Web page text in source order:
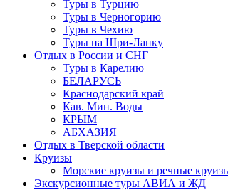
Туры в Турцию
Туры в Черногорию
Туры в Чехию
Туры на Шри-Ланку
Отдых в России и СНГ
Туры в Карелию
БЕЛАРУСЬ
Краснодарский край
Кав. Мин. Воды
КРЫМ
АБХАЗИЯ
Отдых в Тверской области
Круизы
Морские круизы и речные
Экскурсионные туры АВИА и ЖД